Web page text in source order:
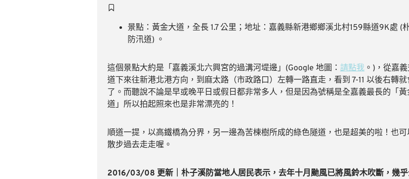
景點：黃金大道，全長 1.7 公里；地址：嘉義縣新港鄉鄉溪北村159縣道9K處 (
防汛道) 。
這個景點大約是「嘉義溪北六興宮的過溝河堤邊」(Google 地圖： 請點我 。)，從嘉
道下來往新港北港方向，到麻太路（市政路口）左轉一路直走，看到 7-11 以後右轉就
了。而聽說不論是早或晚平日或假日都非常多人，但是因為號稱是全嘉義最長的「黃
道」所以拍起照來也是非常漂亮的！
順道一提，以高鐵橋為分界，另一邊為苦楝樹所成的綠色隧道，也是超美的啦！也可
散步過去走走喔。
2016/03/08 更新｜朴子溪防當地人居民表示，去年十月颱風已將風鈴木吹斷，幾